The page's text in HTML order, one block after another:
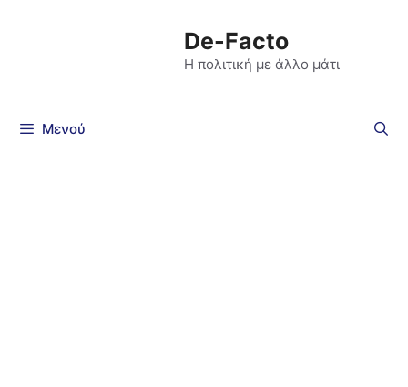
De-Facto
Η πολιτική με άλλο μάτι
Μενού